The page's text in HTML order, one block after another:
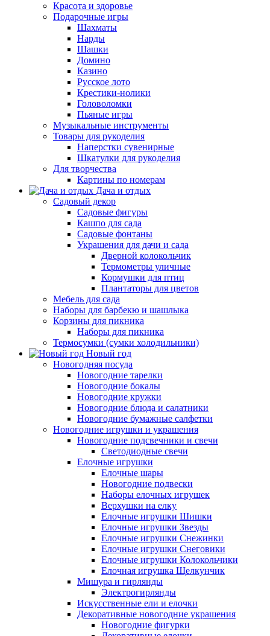
Красота и здоровье
Подарочные игры
Шахматы
Нарды
Шашки
Домино
Казино
Русское лото
Крестики-нолики
Головоломки
Пьяные игры
Музыкальные инструменты
Товары для рукоделия
Наперстки сувенирные
Шкатулки для рукоделия
Для творчества
Картины по номерам
Дача и отдых
Садовый декор
Садовые фигуры
Кашпо для сада
Садовые фонтаны
Украшения для дачи и сада
Дверной колокольчик
Термометры уличные
Кормушки для птиц
Плантаторы для цветов
Мебель для сада
Наборы для барбекю и шашлыка
Корзины для пикника
Наборы для пикника
Термосумки (сумки холодильники)
Новый год
Новогодняя посуда
Новогодние тарелки
Новогодние бокалы
Новогодние кружки
Новогодние блюда и салатники
Новогодние бумажные салфетки
Новогодние игрушки и украшения
Новогодние подсвечники и свечи
Светодиодные свечи
Елочные игрушки
Елочные шары
Новогодние подвески
Наборы елочных игрушек
Верхушки на елку
Елочные игрушки Шишки
Елочные игрушки Звезды
Елочные игрушки Снежинки
Елочные игрушки Снеговики
Елочные игрушки Колокольчики
Елочная игрушка Щелкунчик
Мишура и гирлянды
Электрогирлянды
Искусственные ели и елочки
Декоративные новогодние украшения
Новогодние фигурки